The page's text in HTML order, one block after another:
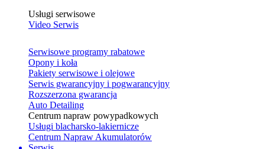
Usługi serwisowe
Video Serwis
Serwisowe programy rabatowe
Opony i koła
Pakiety serwisowe i olejowe
Serwis gwarancyjny i pogwarancyjny
Rozszerzona gwarancja
Auto Detailing
Centrum napraw powypadkowych
Usługi blacharsko-lakiernicze
Centrum Napraw Akumulatorów